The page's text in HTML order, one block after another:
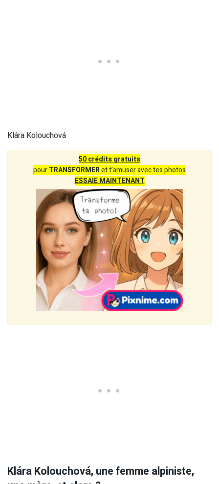
Klára Kolouchová
50 crédits gratuits
pourTRANSFORMERet t’amuser avec tes photos
ESSAIE MAINTENANT
Klára Kolouchová, une femme alpiniste,